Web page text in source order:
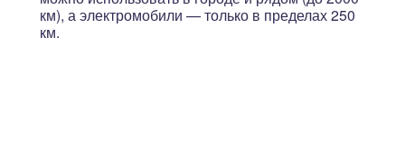
км), а электромобили — только в пределах 250
км.